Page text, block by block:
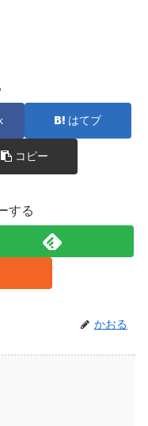
はてブ
コピー
する
かおる